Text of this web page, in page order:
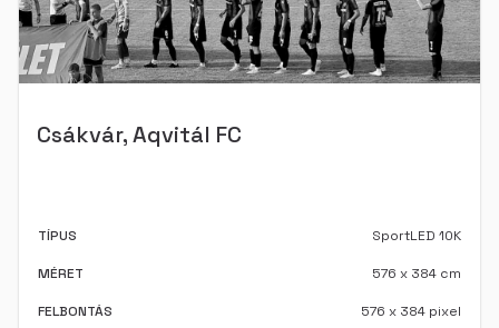
Csákvár, Aqvitál FC
TÍPUS SportLED 10K
MÉRET 576 x 384 cm
FELBONTÁS 576 x 384 pixel